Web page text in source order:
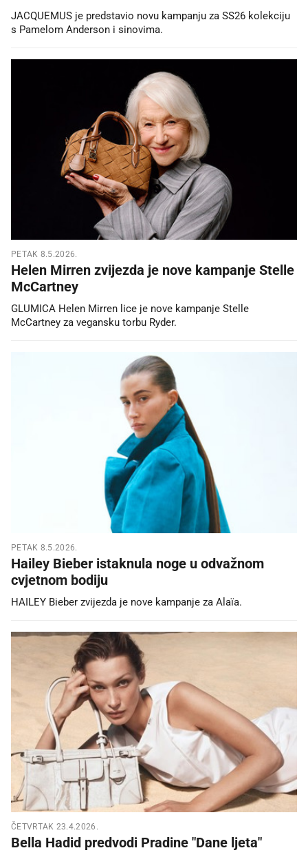
JACQUEMUS je predstavio novu kampanju za SS26 kolekciju
s Pamelom Anderson i sinovima.
PETAK 8.5.2026.
Helen Mirren zvijezda je nove kampanje Stelle
McCartney
GLUMICA Helen Mirren lice je nove kampanje Stelle
McCartney za vegansku torbu Ryder.
PETAK 8.5.2026.
Hailey Bieber istaknula noge u odvažnom
cvjetnom bodiju
HAILEY Bieber zvijezda je nove kampanje za Alaïa.
ČETVRTAK 23.4.2026.
Bella Hadid predvodi Pradine "Dane ljeta"